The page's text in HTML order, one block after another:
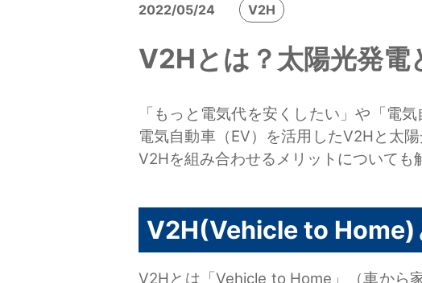
2022/05/24 V2H
V2Hとは？太陽光発電
「もっと電気代を安くしたい」や「電
電気自動車（EV）を活用したV2Hと太
V2Hを組み合わせるメリットについても
V2H(Vehicle to Home)
V2Hとは「Vehicle to Home」（車から